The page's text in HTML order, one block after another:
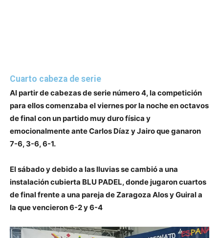
Cuarto cabeza de serie
Al partir de cabezas de serie número 4, la competición
para ellos comenzaba el viernes por la noche en octavos
de final con un partido muy duro física y
emocionalmente anteCarlos Díaz y Jairo que ganaron
7-6, 3-6, 6-1.
El sábado y debido a las lluvias se cambió a una
instalación cubierta BLU PADEL, donde jugaroncuartos
de final frente a una pareja de Zaragoza Alos y Guiral a
la que vencieron 6-2 y 6-4